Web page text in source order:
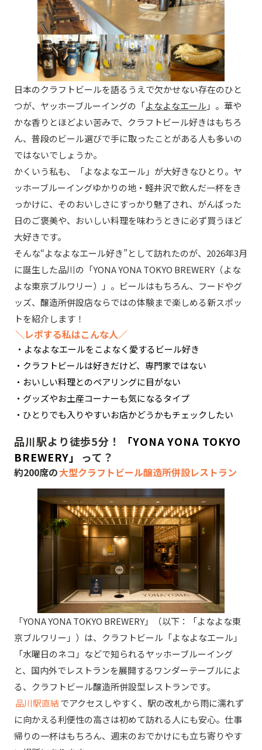
日本のクラフトビールを語るうえで欠かせない存在のひと
つが、ヤッホーブルーイングの「よなよなエール 」。華や
かな香りとほどよい苦みで、クラフトビール好きはもちろ
ん、普段のビール選びで手に取ったことがある人も多いの
ではないでしょうか。
かくいう私も、「よなよなエール」が大好きなひとり。ヤ
ッホーブルーイングゆかりの地・軽井沢で飲んだ一杯をき
っかけに、そのおいしさにすっかり魅了され、がんばった
日のご褒美や、おいしい料理を味わうときに必ず買うほど
大好きです。
そんな“よなよなエール好き”として訪れたのが、2026年3月
に誕生した品川の「YONA YONA TOKYO BREWERY（よな
よな東京ブルワリー）」。ビールはもちろん、フードやグ
ッズ、醸造所併設店ならではの体験まで楽しめる新スポッ
トを紹介します！
＼レポする私はこんな人／
・よなよなエールをこよなく愛するビール好き
・クラフトビールは好きだけど、専門家ではない
・おいしい料理とのペアリングに目がない
・グッズやお土産コーナーも気になるタイプ
・ひとりでも入りやすいお店かどうかもチェックしたい
品川駅より徒歩5分！
「YONA YONA TOKYO
BREWERY」
って？
約200席の大型クラフトビール醸造所併設レストラン
「YONA YONA TOKYO BREWERY」（以下：「よなよな東
京ブルワリー」）は、クラフトビール「よなよなエール」
「水曜日のネコ」などで知られるヤッホーブルーイング
と、国内外でレストランを展開するワンダーテーブルによ
る、クラフトビール醸造所併設型レストランです。
品川駅直結でアクセスしやすく、駅の改札から雨に濡れず
に向かえる利便性の高さは初めて訪れる人にも安心。仕事
帰りの一杯はもちろん、週末のおでかけにも立ち寄りやす